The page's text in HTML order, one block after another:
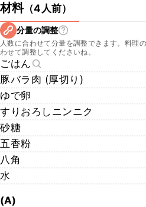
材料（4人前）
分量の調整
人数に合わせて分量を調整できます。料理
わせて調整してくださいね。
ごはん
豚バラ肉 (厚切り)
ゆで卵
すりおろしニンニク
砂糖
五香粉
八角
水
(A)